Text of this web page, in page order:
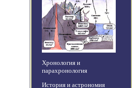
Хронология и
парахронология
История и астрономия